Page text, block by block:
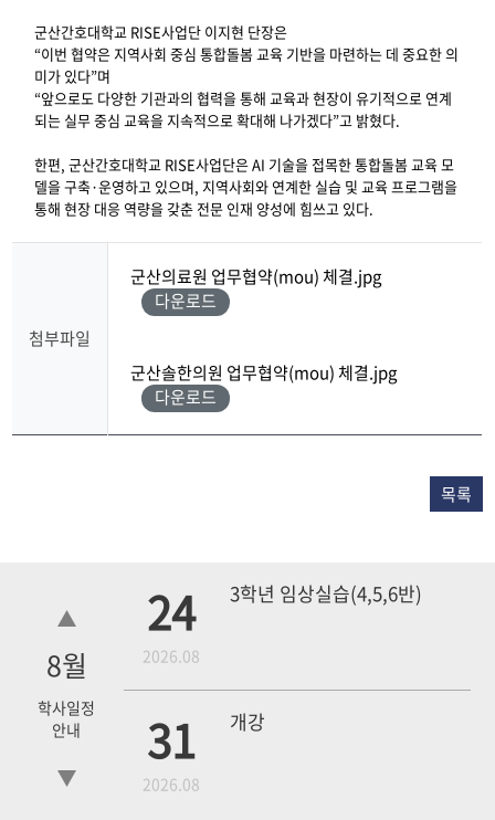
군산간호대학교 RISE사업단 이지현 단장은
“이번 협약은 지역사회 중심 통합돌봄 교육 기반을 마련하는 데 중요한 의
미가 있다”며
“앞으로도 다양한 기관과의 협력을 통해 교육과 현장이 유기적으로 연계
되는 실무 중심 교육을 지속적으로 확대해 나가겠다”고 밝혔다.
한편, 군산간호대학교 RISE사업단은 AI 기술을 접목한 통합돌봄 교육 모
델을 구축·운영하고 있으며, 지역사회와 연계한 실습 및 교육 프로그램을
통해 현장 대응 역량을 갖춘 전문 인재 양성에 힘쓰고 있다.
첨부파일
군산의료원 업무협약(mou) 체결.jpg
다운로드
군산솔한의원 업무협약(mou) 체결.jpg
다운로드
목록
8월
학사일정
안내
24
2026.08
3학년 임상실습(4,5,6반)
31
2026.08
개강